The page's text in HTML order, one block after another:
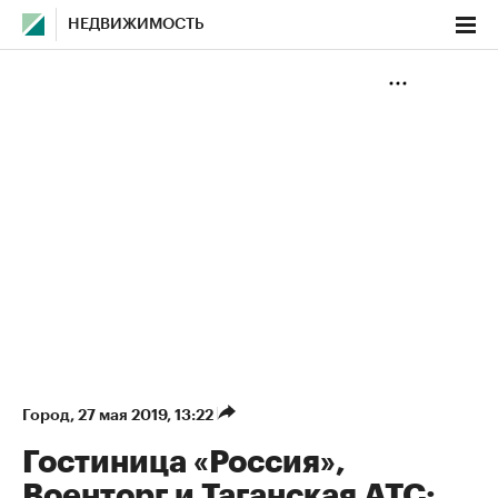
НЕДВИЖИМОСТЬ
Город⁠, 27 мая 2019, 13:22
Гостиница «Россия»,